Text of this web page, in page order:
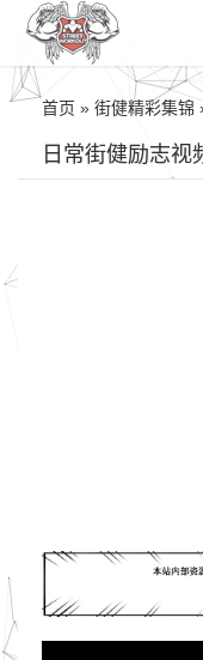
首页 » 街健精彩集锦
日常街健励志视